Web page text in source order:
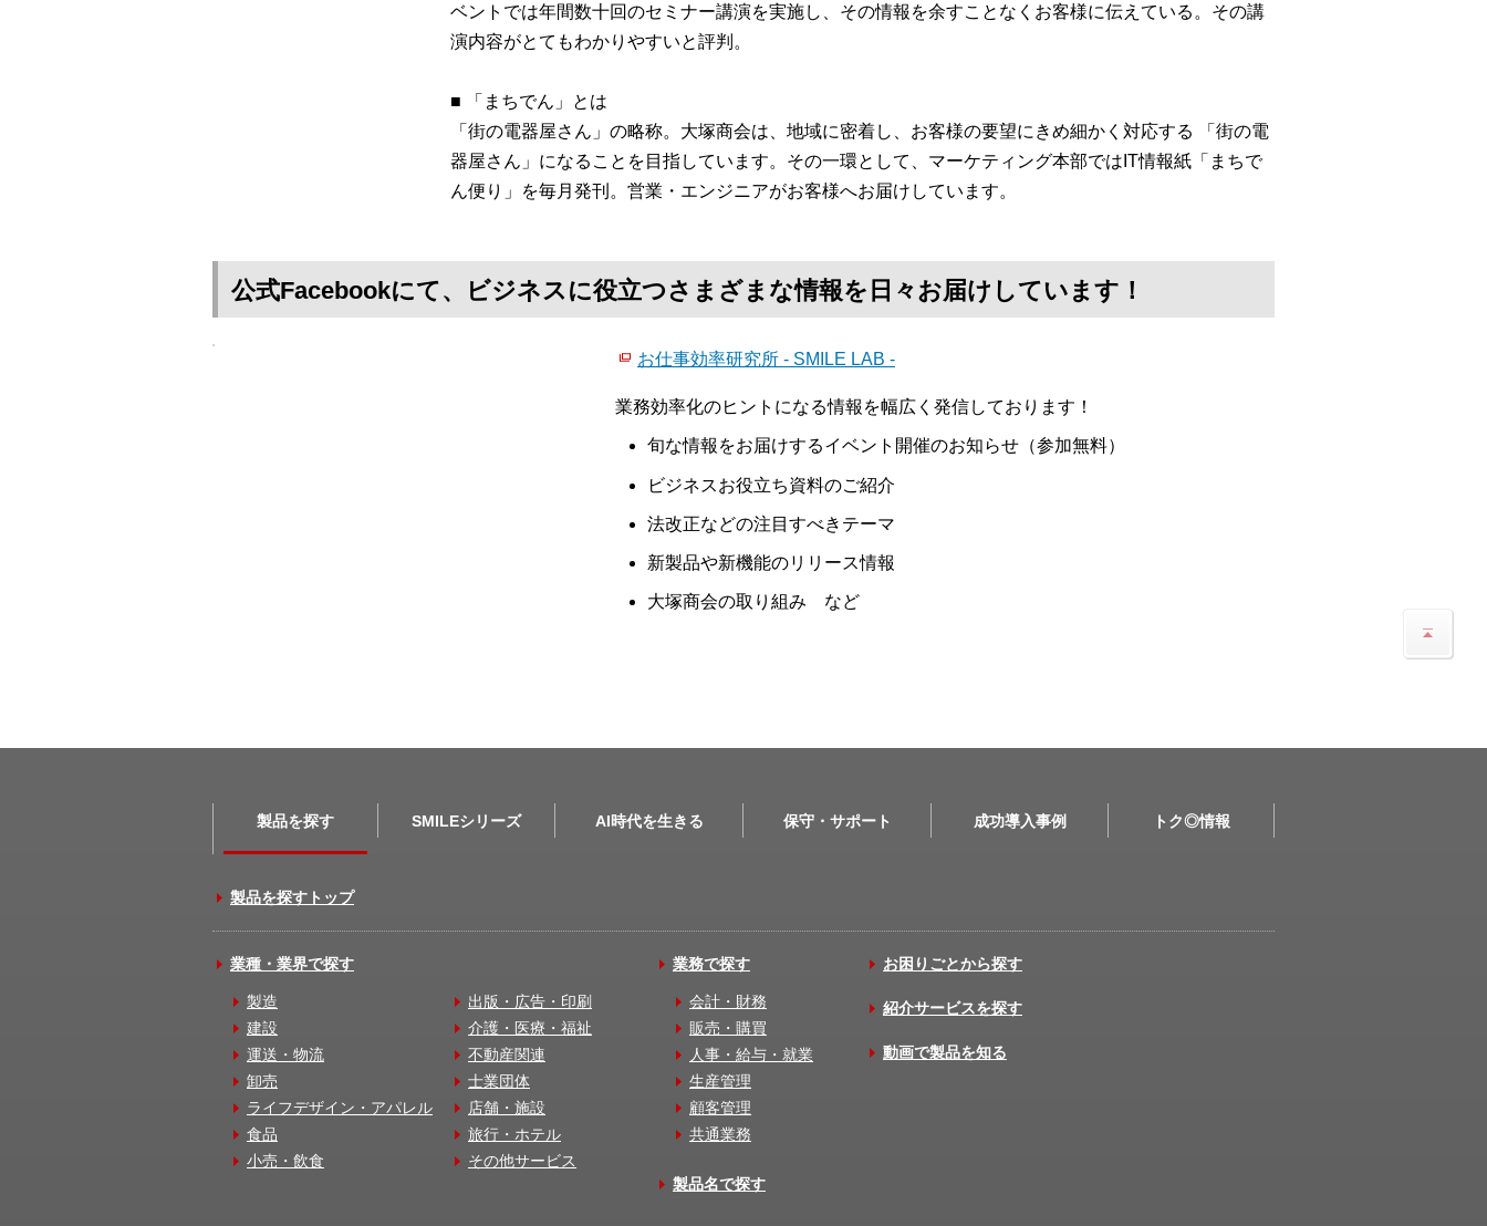
ベントでは年間数十回のセミナー講演を実施し、その情報を余すことなくお客様に伝えている。その講
演内容がとてもわかりやすいと評判。
■ 「まちでん」とは
「街の電器屋さん」の略称。大塚商会は、地域に密着し、お客様の要望にきめ細かく対応する 「街の電
器屋さん」になることを目指しています。その一環として、マーケティング本部ではIT情報紙「まちで
ん便り」を毎月発刊。営業・エンジニアがお客様へお届けしています。
公式Facebookにて、ビジネスに役立つさまざまな情報を日々お届けしています！
お仕事効率研究所 - SMILE LAB -
業務効率化のヒントになる情報を幅広く発信しております！
旬な情報をお届けするイベント開催のお知らせ（参加無料）
ビジネスお役立ち資料のご紹介
法改正などの注目すべきテーマ
新製品や新機能のリリース情報
大塚商会の取り組み など
製品を探す SMILEシリーズ AI時代を生きる 保守・サポート 成功導入事例 トク◎情報
製品を探すトップ
業種・業界で探す
製造
建設
運送・物流
卸売
ライフデザイン・アパレル
食品
小売・飲食
出版・広告・印刷
介護・医療・福祉
不動産関連
士業団体
店舗・施設
旅行・ホテル
その他サービス
業務で探す
会計・財務
販売・購買
人事・給与・就業
生産管理
顧客管理
共通業務
製品名で探す
お困りごとから探す
紹介サービスを探す
動画で製品を知る